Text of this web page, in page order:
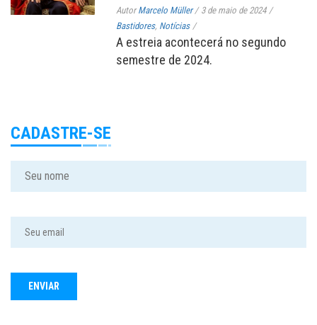
AutorMarcelo Müller / 3 de maio de 2024 /
Bastidores, Notícias /
A estreia acontecerá no segundo
semestre de 2024.
CADASTRE-SE